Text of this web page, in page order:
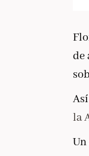
de
la